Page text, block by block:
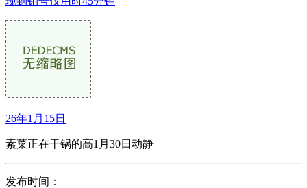
26年1月15日
素菜正在干锅的高1月30日动静
发布时间：